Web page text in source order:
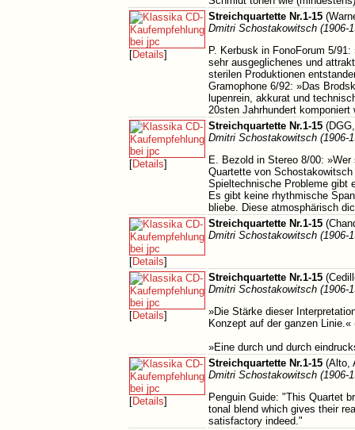
[Details]
Streichquartette Nr.1-15
Dmitri Schostakowitsch (1906-
P. Kerbusk in FonoForum 5/
sehr ausgeglichenes und
sterilen Produktionen
Gramophone 6/92: »Das
lupenrein, akkurat und
20sten Jahrhundert komponiert
[Details]
Streichquartette Nr.1-15
Dmitri Schostakowitsch (1906-
E. Bezold in Stereo 8/00:
Quartette von
Spieltechnische Probleme gibt
Es gibt keine rhythmische
bliebe. Diese atmosphärisch
[Details]
Streichquartette Nr.1-15
Dmitri Schostakowitsch (1906-
[Details]
Streichquartette Nr.1-15
Dmitri Schostakowitsch (1906-
»Die Stärke dieser
Konzept auf der ganzen
»Eine durch und durch
[Details]
Streichquartette Nr.1-15 (Alto,
Dmitri Schostakowitsch (1906-
Penguin Guide: "This Quartet
tonal blend which gives their
satisfactory indeed."